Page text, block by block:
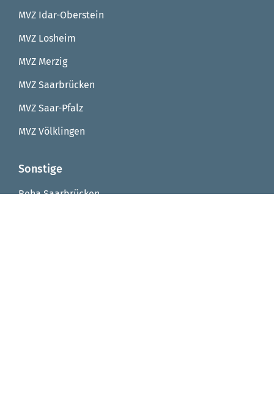
MVZ Idar-Oberstein
MVZ Losheim
MVZ Merzig
MVZ Saarbrücken
MVZ Saar-Pfalz
MVZ Völklingen
Sonstige
Reha Saarbrücken